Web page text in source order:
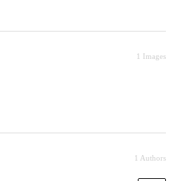
1 Images
1 Authors